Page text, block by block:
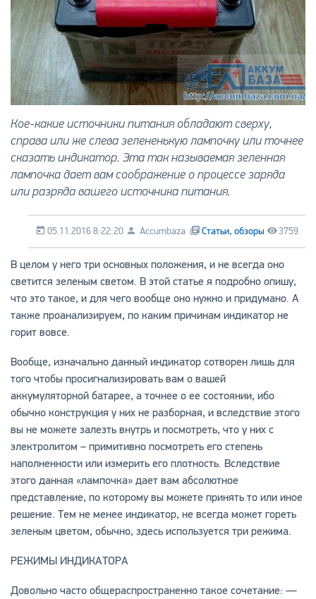
Кое-какие источники питания обладают сверху,
справа или же слева зелененькую лампочку или точнее
сказать индикатор. Эта так называемая зеленная
лампочка дает вам соображение о процессе заряда
или разряда вашего источника питания.
Статьи, обзоры 3759
05.11.2016 8:22:20 Accumbaza
В целом у него три основных положения, и не всегда оно
светится зеленым светом. В этой статье я подробно опишу,
что это такое, и для чего вообще оно нужно и придумано. А
также проанализируем, по каким причинам индикатор не
горит вовсе.
Вообще, изначально данный индикатор сотворен лишь для
того чтобы просигнализировать вам о вашей
аккумуляторной батарее, а точнее о ее состоянии, ибо
обычно конструкция у них не разборная, и вследствие этого
вы не можете залезть внутрь и посмотреть, что у них с
электролитом – примитивно посмотреть его степень
наполненности или измерить его плотность. Вследствие
этого данная «лампочка» дает вам абсолютное
представление, по которому вы можете принять то или иное
решение. Тем не менее индикатор, не всегда может гореть
зеленым цветом, обычно, здесь используется три режима.
РЕЖИМЫ ИНДИКАТОРА
Довольно часто общераспространенно такое сочетание: —